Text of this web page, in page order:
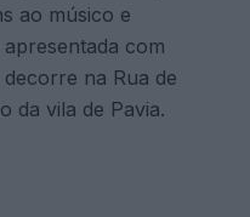
ao músico e
com
na Rua de
da vila de Pavia.